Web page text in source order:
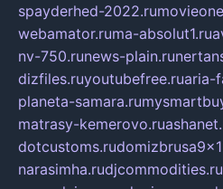
spayderhed-2022.ru
webamator.ruma-absolut1.ru
nv-750.runews-plain.ru
dizfiles.ruyoutubefree.ruaria-
planeta-samara.ru
matrasy-kemerovo.ru
dotcustoms.ru
narasimha.rudjcommodities.ru